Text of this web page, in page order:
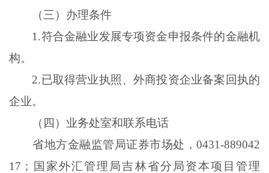
（三）办理条件
1.符合金融业发展专项资金申报条件的金融机
构。
2.已取得营业执照、外商投资企业备案回执的
企业。
（四）业务处室和联系电话
省地方金融监管局证券市场处， 0431-889042
17；国家外汇管理局吉林省分局资本项目管理